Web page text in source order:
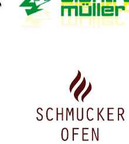
V.